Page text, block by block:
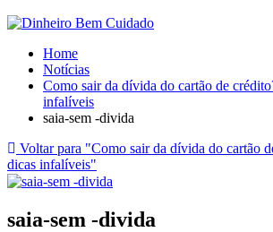
Home
Notícias
Como sair da dívida do cartão de
infalíveis
saia-sem -divida
Voltar para "Como sair da dívida do cartão
dicas infalíveis"
saia-sem -divida